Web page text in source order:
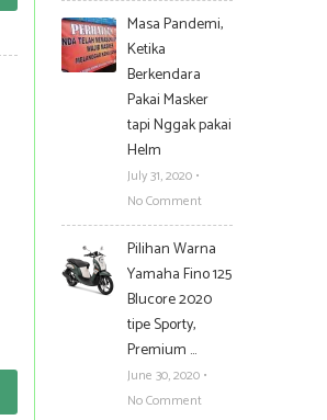
Masa Pandemi,
Ketika
Berkendara
Pakai Masker
tapi Nggak pakai
Helm
July 31, 2020 •
No Comment
Pilihan Warna
Yamaha Fino 125
Blucore 2020
tipe Sporty,
Premium …
June 30, 2020 •
No Comment